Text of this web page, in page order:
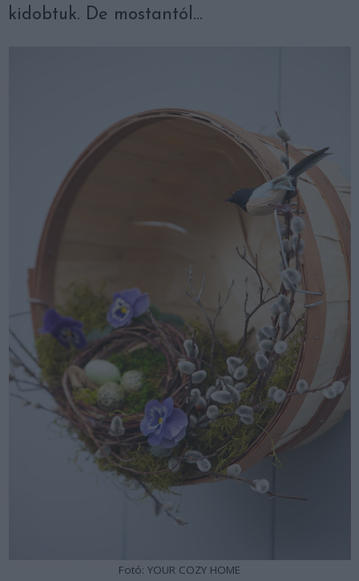
kidobtuk. De mostantól…
Fotó: YOUR COZY HOME